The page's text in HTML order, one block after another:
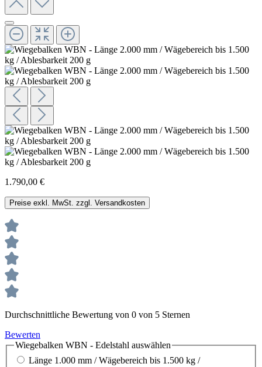
1.790,00 €
Preise exkl. MwSt. zzgl. Versandkosten
Durchschnittliche Bewertung von 0 von 5 Sternen
Bewerten
Wiegebalken WBN - Edelstahl auswählen
Länge 1.000 mm / Wägebereich bis 1.500 kg /